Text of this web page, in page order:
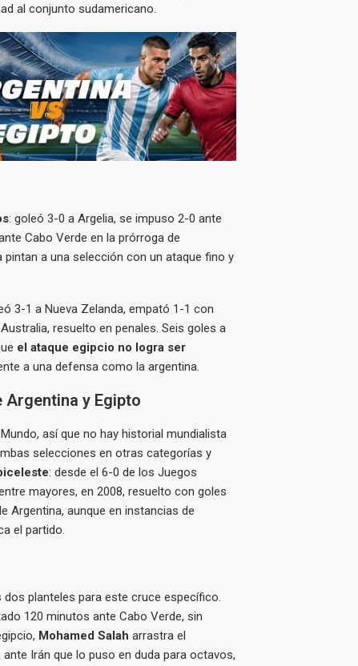
al conjunto sudamericano.
: goleó 3-0 a Argelia, se impuso 2-0 ante
Cabo Verde en la prórroga de
a una selección con un ataque fino y
3-1 a Nueva Zelanda, empató 1-1 con
resuelto en penales. Seis goles a
el ataque egipcio no logra ser
a una defensa como la argentina.
y Egipto
así que no hay historial mundialista
selecciones en otras categorías y
: desde el 6-0 de los Juegos
mayores, en 2008, resuelto con goles
Argentina, aunque en instancias de
el partido.
planteles para este cruce específico.
120 minutos ante Cabo Verde, sin
Mohamed Salah arrastra el
Irán que lo puso en duda para octavos,